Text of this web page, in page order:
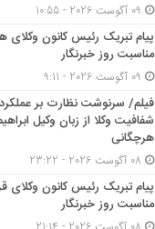
پیام تبریک رئیس کانون وکلای
مناسبت روز خبرنگار
فیلم/ سرنوشت نظارت بر عملکرد
شفافیت وکلا از زبان وکیل
هرچگانی
پیام تبریک رئیس کانون وکلای
مناسبت روز خبرنگار